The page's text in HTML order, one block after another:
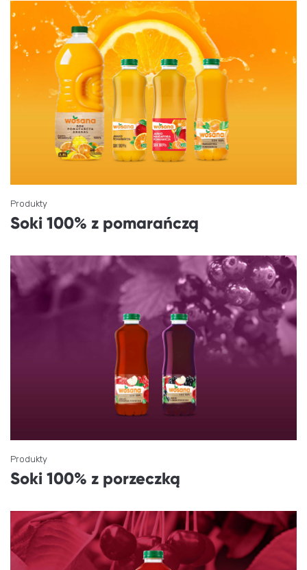
Produkty
Soki 100% z pomarańczą
Produkty
Soki 100% z porzeczką